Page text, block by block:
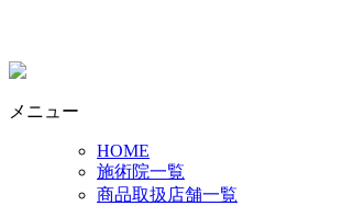
メニュー
HOME
施術院一覧
商品取扱店舗一覧